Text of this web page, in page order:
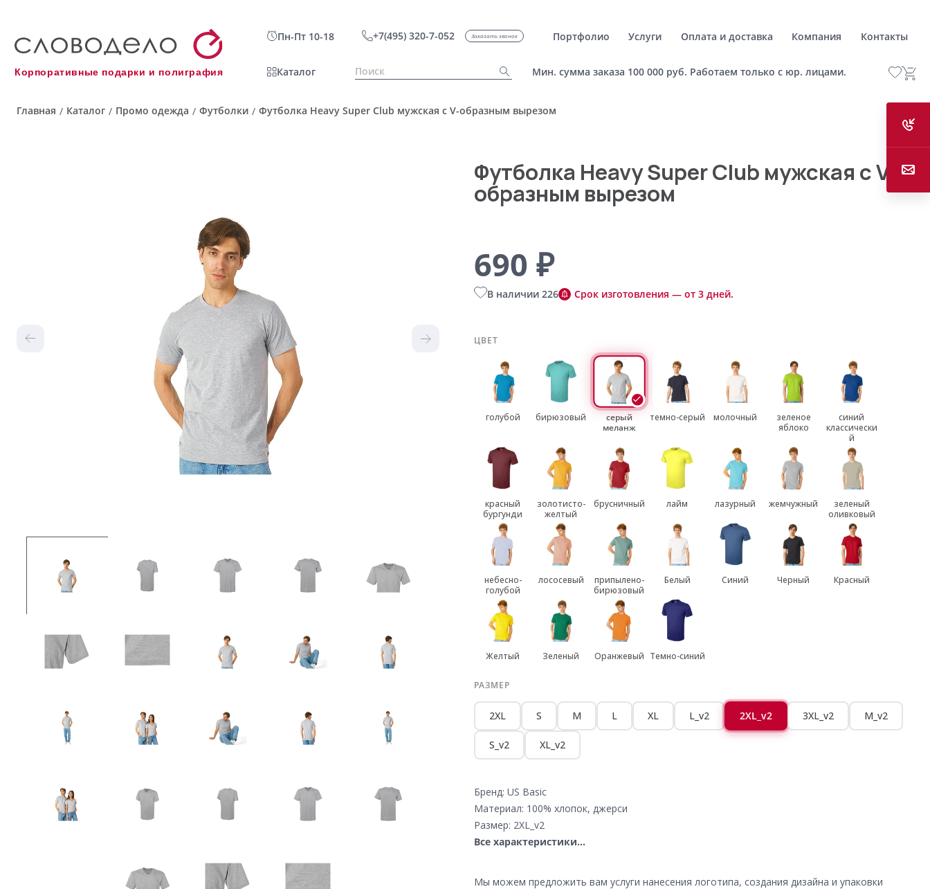
Корпоративные подарки и полиграфия
Пн-Пт 10-18 +7(495) 320-7-052 Заказать звонок Портфолио Услуги Оплата и доставка Компания Контакты
Каталог Мин. сумма заказа 100 000 руб. Работаем только с юр. лицами.
Главная / Каталог / Промо одежда / Футболки / Футболка Heavy Super Club мужская с V-образным вырезом
Футболка Heavy Super Club мужская с V-
образным вырезом
690 ₽
В наличии 226 Срок изготовления — от 3 дней.
ЦВЕТ
голубой бирюзовый
серый
меланж
темно-серый молочный
зеленое
яблоко
синий
классически
й
красный
бургунди
золотисто-
желтый
брусничный лайм лазурный жемчужный
зеленый
оливковый
небесно-
голубой
лососевый
припылено-
бирюзовый
Белый Синий Черный Красный
Желтый Зеленый Оранжевый Темно-синий
РАЗМЕР
2XL S M L XL L_v2 2XL_v2 3XL_v2 M_v2
S_v2 XL_v2
Бренд: US Basic
Материал: 100% хлопок, джерси
Размер: 2XL_v2
Все характеристики...
Мы можем предложить вам услуги нанесения логотипа, создания дизайна и упаковки